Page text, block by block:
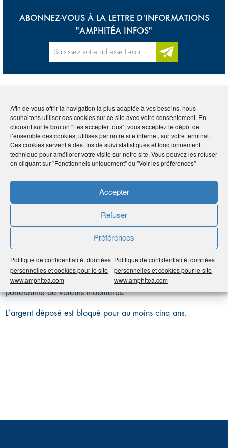
Afin de vous offrir la navigation la plus adaptée à vos besoins, nous
souhaitons utiliser des cookies sur ce site avec votre consentement. En
cliquant sur le bouton "Les accepter tous", vous acceptez le dépôt de
l’ensemble des cookies, utilisés par notre site internet, sur votre terminal.
Ces cookies servent à des fins de suivi statistiques et fonctionnement
technique pour améliorer votre visite sur notre site. Vous pouvez les refuser
en cliquant sur "Fonctionnels uniquement" ou "Voir les préférences"
Accepter
Refuser
Préférences
Politique de confidentialité, données
personnelles et cookies pour le site
www.amphitea.com
Politique de confidentialité, données
personnelles et cookies pour le site
www.amphitea.com
ABONNEZ-VOUS À LA LETTRE D'INFORMATIONS
"AMPHITÉA INFOS"
Tous 0-9 A B C D E F G H
J
K L M N O P Q R S T
U
V
W X Y Z
PLAN D’ÉPARGNE
ÉNTREPRISE (PEE)
Ce contrat d’assurance collectif en entreprise permet au
salarié d’augmenter ses revenus en se constituant un
portefeuille de valeurs mobilières.
L’argent déposé est bloqué pour au moins cinq ans.